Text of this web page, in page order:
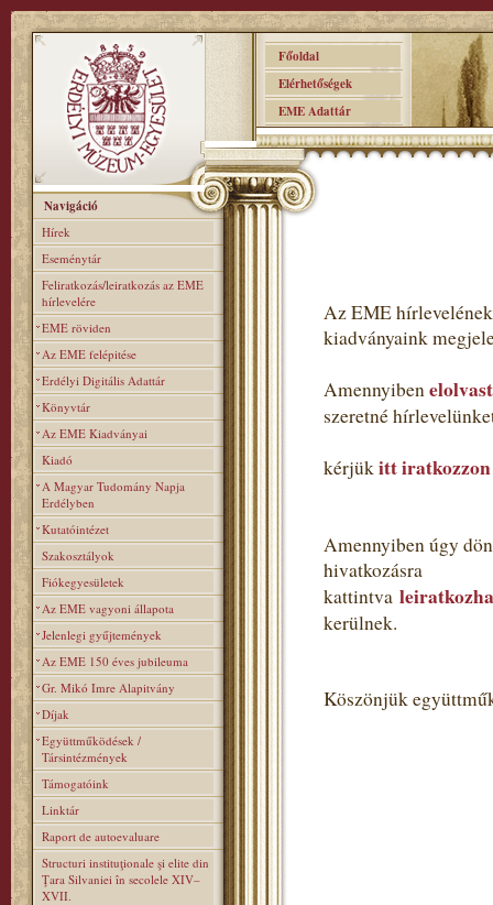
Főoldal
Elérhetőségek
EME Adattár
Navigáció
Hírek
Eseménytár
Feliratkozás/leiratkozás az EME
hírlevelére
EME röviden
Az EME felépitése
Erdélyi Digitális Adattár
Könyvtár
Az EME Kiadványai
Kiadó
A Magyar Tudomány Napja
Erdélyben
Kutatóintézet
Szakosztályok
Fiókegyesületek
Az EME vagyoni állapota
Jelenlegi gyűjtemények
Az EME 150 éves jubileuma
Gr. Mikó Imre Alapitvány
Díjak
Együttműködések /
Társintézmények
Támogatóink
Linktár
Raport de autoevaluare
Structuri instituţionale şi elite din
Ţara Silvaniei în secolele XIV–
XVII.
Az EME
kiadványaink
Amennyiben
szeretné
kérjükitt
Amennyiben úgy
hivatkozásra
kattintva
kerülnek.
Köszönjük